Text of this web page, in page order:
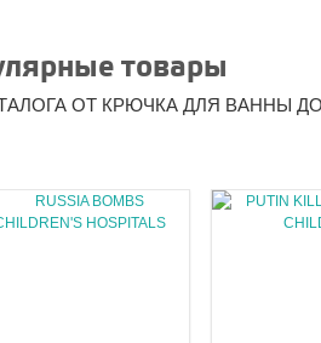
товары
ОТ КРЮЧКА ДЛЯ ВАННЫ